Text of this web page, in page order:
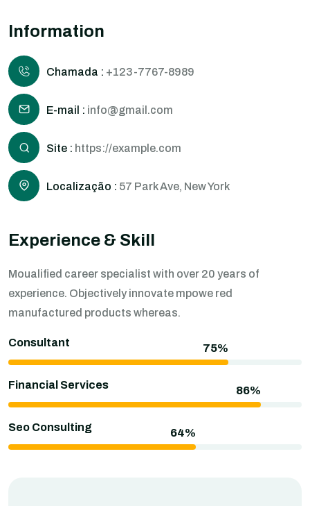
Information
Chamada : +123-7767-8989
E-mail : info@gmail.com
Site : https://example.com
Localização : 57 Park Ave, New York
Experience & Skill
Moualified career specialist with over 20 years of
experience. Objectively innovate mpowe red
manufactured products whereas.
Consultant
Financial Services
Seo Consulting